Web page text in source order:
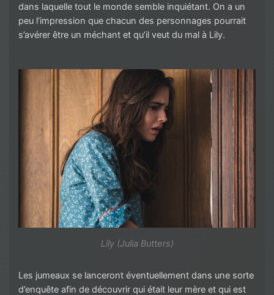
dans laquelle tout le monde semble inquiétant. On a un
peu l’impression que chacun des personnages pourrait
s’avérer être un méchant et qu’il veut du mal à Lily.
Lily (Julia Butters)
Les jumeaux se lanceront éventuellement dans une sorte
d’enquête afin de découvrir qui était leur mère et qui est